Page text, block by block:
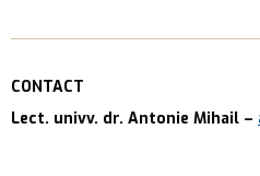
CONTACT
Lect. univv. dr. Antonie Mihail –